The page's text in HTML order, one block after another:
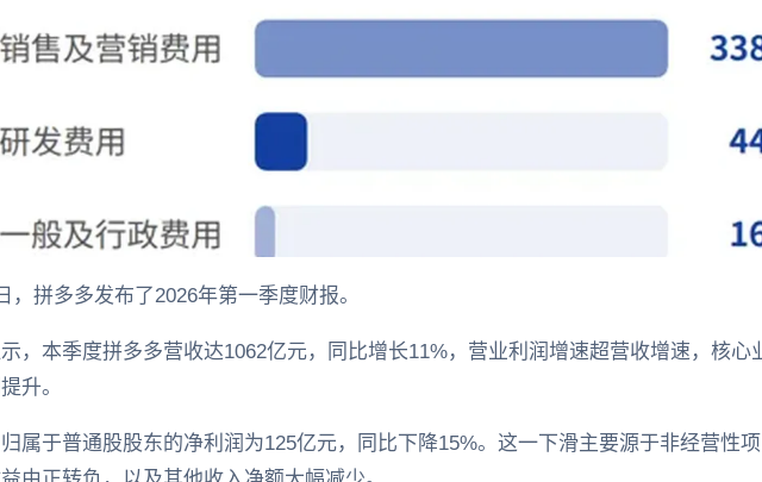
，拼多多发布了2026年第一季度财报。
，本季度拼多多营收达1062亿元，同比增长11%，营业利润增速超营收增速，核心
升。
属于普通股股东的净利润为125亿元，同比下降15%。这一下滑主要源于非经营性